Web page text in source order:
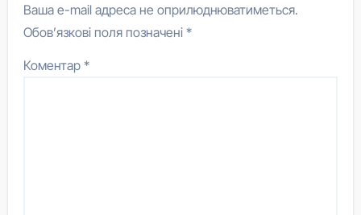
Ваша e-mail адреса не оприлюднюватиметься.
Обов’язкові поля позначені*
Коментар*